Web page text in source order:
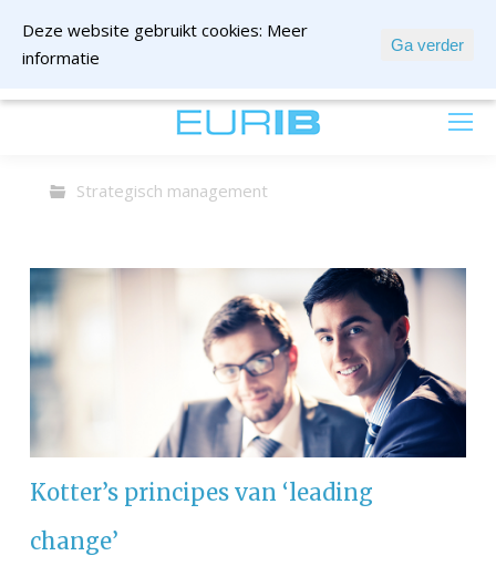
Strategisch management
Kotter’s principes van ‘leading
change’
Deze website gebruikt cookies: Meer
informatie
Ga verder